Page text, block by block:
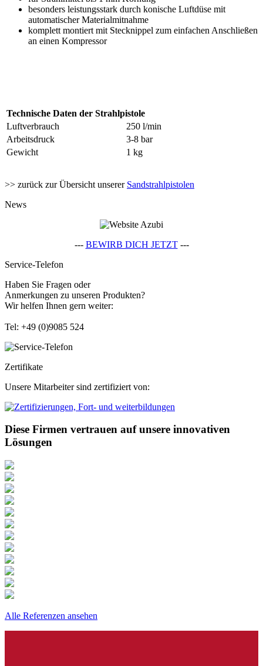
besonders leistungsstark durch konische Luftdüse mit
automatischer Materialmitnahme
komplett montiert mit Stecknippel zum einfachen Anschließen
an einen Kompressor
Technische Daten der Strahlpistole
Luftverbrauch
250 l/min
Arbeitsdruck
3-8 bar
Gewicht
1 kg
>> zurück zur Übersicht unserer Sandstrahlpistolen
News
--- BEWIRB DICH JETZT---
Service-Telefon
Haben Sie Fragen oder
Anmerkungen zu unseren Produkten?
Wir helfen Ihnen gern weiter:
Tel: +49 (0)9085 524
Zertifikate
Unsere Mitarbeiter sind zertifiziert von:
Diese Firmen vertrauen auf unsere innovativen
Lösungen
Alle Referenzen ansehen